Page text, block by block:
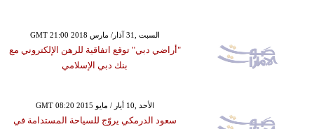
GMT 21:00 2018 السبت ,31 آذار/ مارس
"أراضي دبي" توقع اتفاقية للرهن الإلكتروني مع
بنك دبي الإسلامي
GMT 08:20 2015 الأحد ,10 أيار / مايو
سعود الدرمكي يروّج للسياحة المستدامة في